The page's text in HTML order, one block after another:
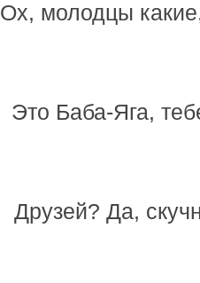
Ох, молодцы
Это Баба-Яга,
Друзей? Да,